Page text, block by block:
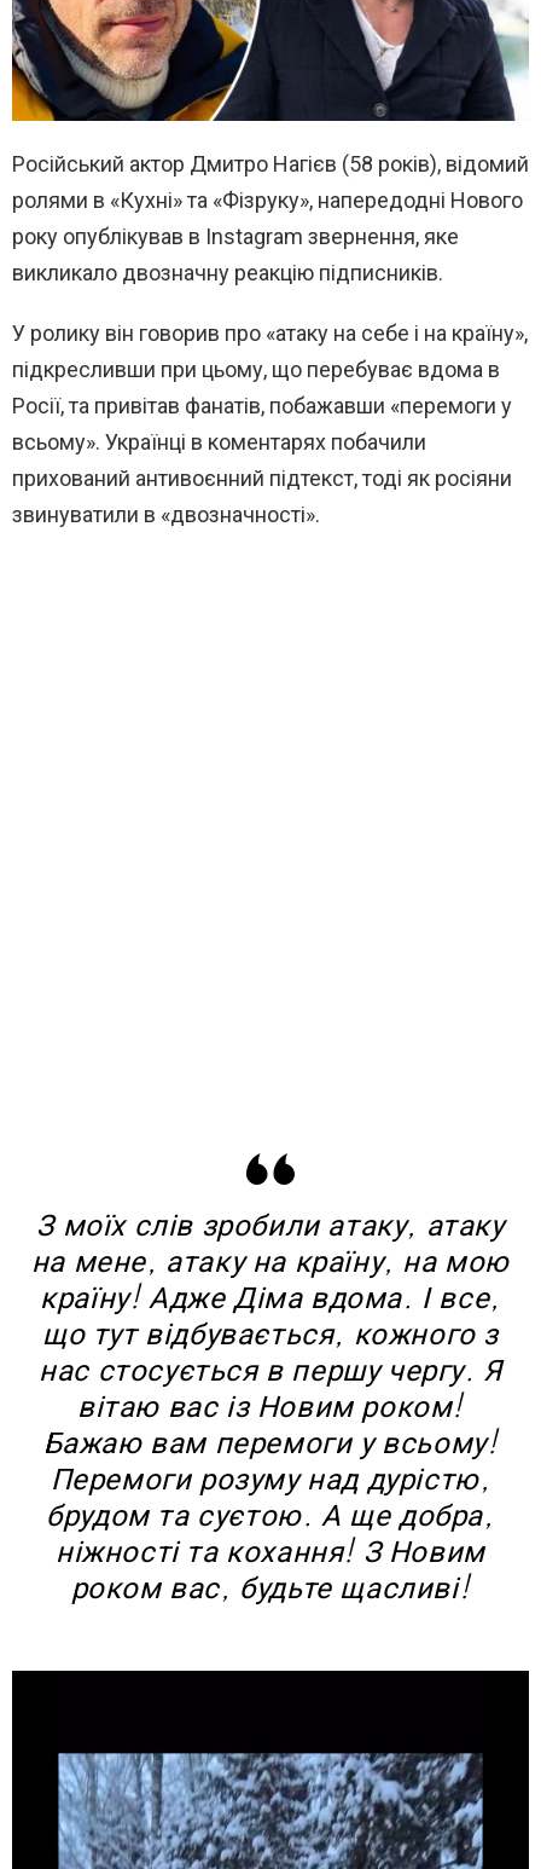
Російський актор Дмитро Нагієв (58 років), відомий
ролями в «Кухні» та «Фізруку», напередодні Нового
року опублікував в Instagram звернення, яке
викликало двозначну реакцію підписників.
У ролику він говорив про «атаку на себе і на країну»,
підкресливши при цьому, що перебуває вдома в
Росії, та привітав фанатів, побажавши «перемоги у
всьому». Українці в коментарях побачили
прихований антивоєнний підтекст, тоді як росіяни
звинуватили в «двозначності».
З моїх слів зробили атаку, атаку
на мене, атаку на країну, на мою
країну! Адже Діма вдома. І все,
що тут відбувається, кожного з
нас стосується в першу чергу. Я
вітаю вас із Новим роком!
Бажаю вам перемоги у всьому!
Перемоги розуму над дурістю,
брудом та суєтою. А ще добра,
ніжності та кохання! З Новим
роком вас, будьте щасливі!